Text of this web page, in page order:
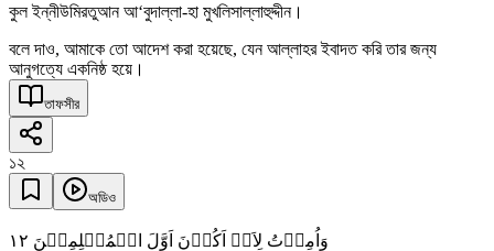
কুল ইন্নীউমিরতুআন আ‘বুদাল্লা-হা মুখলিসাল্লাহুদ্দীন।
বলে দাও, আমাকে তো আদেশ করা হয়েছে, যেন আল্লাহর ইবাদত করি তার জন্য
আনুগত্যে একনিষ্ঠ হয়ে।
তাফসীর
১২
অডিও
وَاُمِرۡتُ لِاَنۡ اَکُوۡنَ اَوَّلَ الۡمُسۡلِمِیۡنَ ١٢